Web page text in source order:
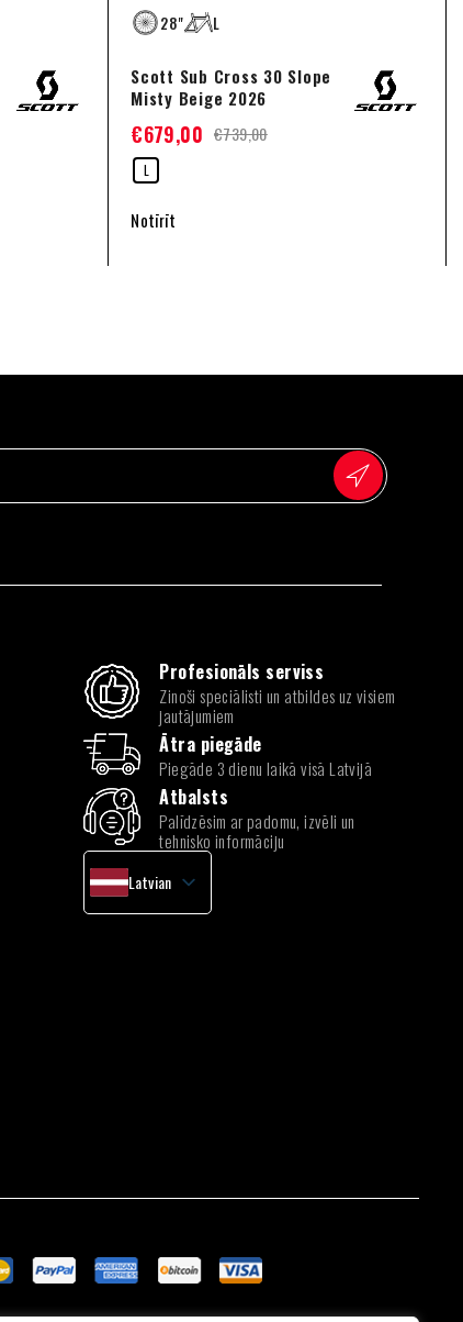
28" L
Scott Sub Cross 30 Slope
Misty Beige 2026
€739,00
€679,00
L
Notīrīt
Profesionāls serviss
Zinoši speciālisti un atbildes uz visiem
jautājumiem
Ātra piegāde
Piegāde 3 dienu laikā visā Latvijā
Atbalsts
Palīdzēsim ar padomu, izvēli un
tehnisko informāciju
Latvian
English